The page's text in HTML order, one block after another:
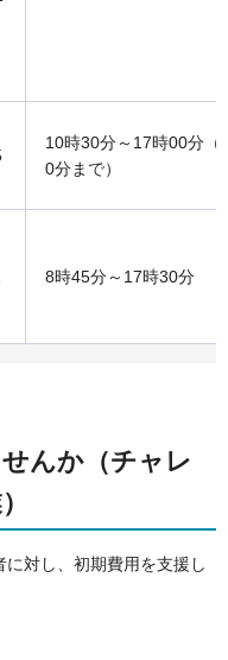
10時30分～17時00分（
0分まで）
8時45分～17時30分
んか（チャレ
に対し、初期費用を支援し